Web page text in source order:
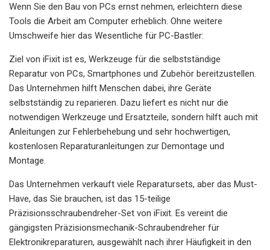
Wenn Sie den Bau von PCs ernst nehmen, erleichtern diese
Tools die Arbeit am Computer erheblich. Ohne weitere
Umschweife hier das Wesentliche für PC-Bastler:
Ziel von iFixit ist es, Werkzeuge für die selbstständige
Reparatur von PCs, Smartphones und Zubehör bereitzustellen.
Das Unternehmen hilft Menschen dabei, ihre Geräte
selbstständig zu reparieren. Dazu liefert es nicht nur die
notwendigen Werkzeuge und Ersatzteile, sondern hilft auch mit
Anleitungen zur Fehlerbehebung und sehr hochwertigen,
kostenlosen Reparaturanleitungen zur Demontage und
Montage.
Das Unternehmen verkauft viele Reparatursets, aber das Must-
Have, das Sie brauchen, ist das 15-teilige
Präzisionsschraubendreher-Set von iFixit. Es vereint die
gängigsten Präzisionsmechanik-Schraubendreher für
Elektronikreparaturen, ausgewählt nach ihrer Häufigkeit in den